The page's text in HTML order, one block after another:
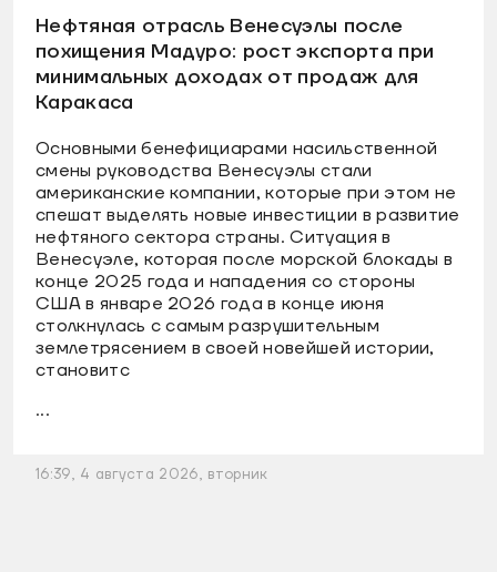
Нефтяная отрасль Венесуэлы после
похищения Мадуро: рост экспорта при
минимальных доходах от продаж для
Каракаса
Основными бенефициарами насильственной
смены руководства Венесуэлы стали
американские компании, которые при этом не
спешат выделять новые инвестиции в развитие
нефтяного сектора страны. Ситуация в
Венесуэле, которая после морской блокады в
конце 2025 года и нападения со стороны
США в январе 2026 года в конце июня
столкнулась с самым разрушительным
землетрясением в своей новейшей истории,
становитс
...
16:39, 4 августа 2026, вторник